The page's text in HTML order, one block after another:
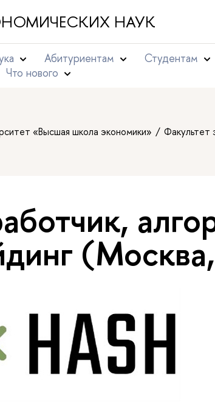
НАУК
Абитуриентам Студентам
Что нового
«Высшая школа экономики» Факультет